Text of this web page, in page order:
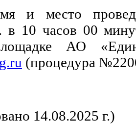
и место
в 10 часов 00
АО
(процедура
14.08.2025 г.)